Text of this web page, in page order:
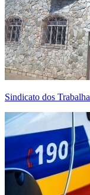
Sindicato dos